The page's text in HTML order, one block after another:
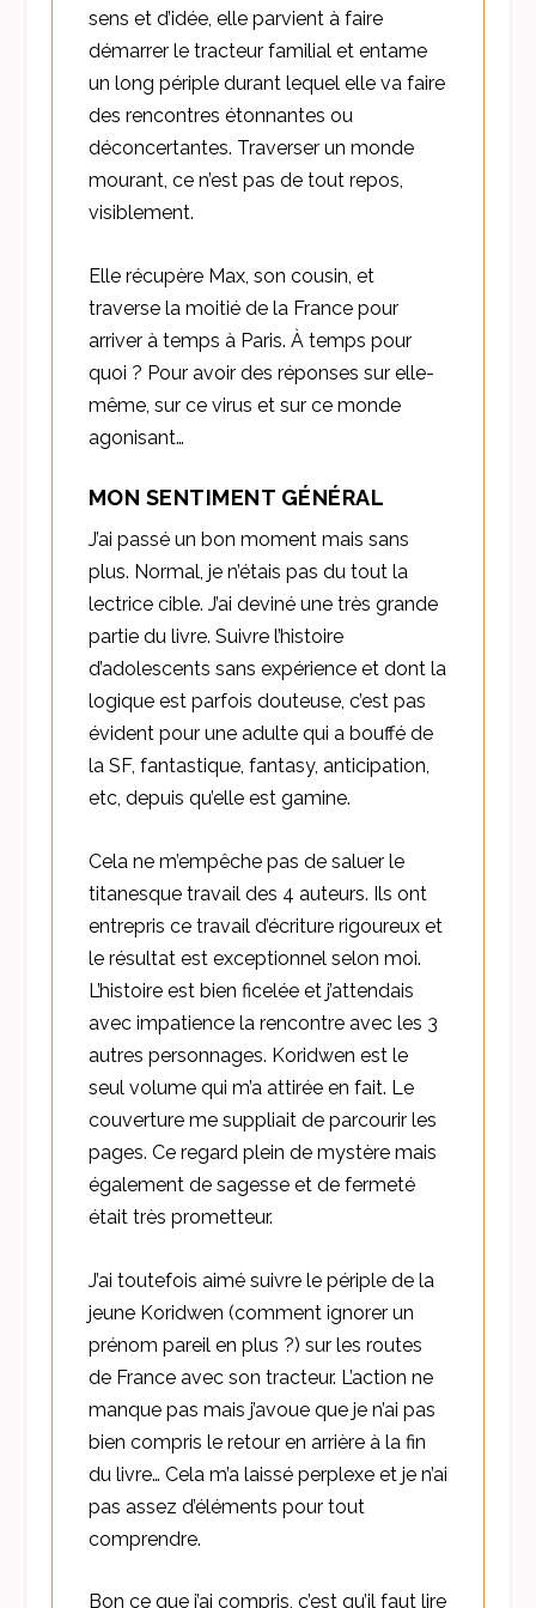
sens et d’idée, elle parvient à faire
démarrer le tracteur familial et entame
un long périple durant lequel elle va faire
des rencontres étonnantes ou
déconcertantes. Traverser un monde
mourant, ce n’est pas de tout repos,
visiblement.
Elle récupère Max, son cousin, et
traverse la moitié de la France pour
arriver à temps à Paris. À temps pour
quoi ? Pour avoir des réponses sur elle-
même, sur ce virus et sur ce monde
agonisant…
MON SENTIMENT GÉNÉRAL
J’ai passé un bon moment mais sans
plus. Normal, je n’étais pas du tout la
lectrice cible. J’ai deviné une très grande
partie du livre. Suivre l’histoire
d’adolescents sans expérience et dont la
logique est parfois douteuse, c’est pas
évident pour une adulte qui a bouffé de
la SF, fantastique, fantasy, anticipation,
etc, depuis qu’elle est gamine.
Cela ne m’empêche pas de saluer le
titanesque travail des 4 auteurs. Ils ont
entrepris ce travail d’écriture rigoureux et
le résultat est exceptionnel selon moi.
L’histoire est bien ficelée et j’attendais
avec impatience la rencontre avec les 3
autres personnages. Koridwen est le
seul volume qui m’a attirée en fait. Le
couverture me suppliait de parcourir les
pages. Ce regard plein de mystère mais
également de sagesse et de fermeté
était très prometteur.
J’ai toutefois aimé suivre le périple de la
jeune Koridwen (comment ignorer un
prénom pareil en plus ?) sur les routes
de France avec son tracteur. L’action ne
manque pas mais j’avoue que je n’ai pas
bien compris le retour en arrière à la fin
du livre… Cela m’a laissé perplexe et je n’ai
pas assez d’éléments pour tout
comprendre.
Bon ce que j’ai compris, c’est qu’il faut lire